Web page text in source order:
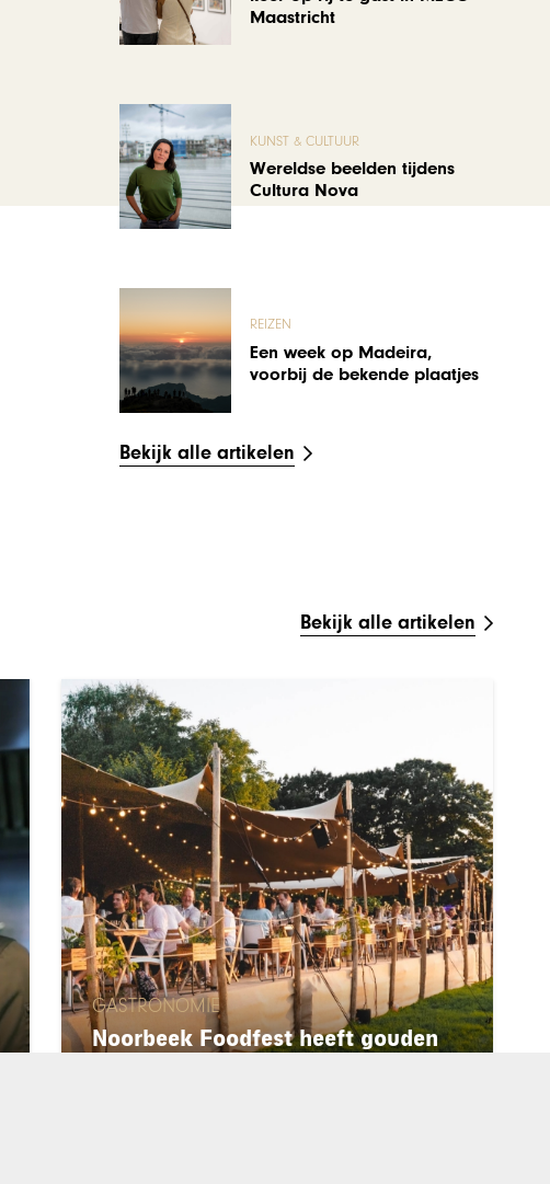
Maastricht
KUNST & CULTUUR
Wereldse beelden tijdens
Cultura Nova
REIZEN
Een week op Madeira,
voorbij de bekende plaatjes
Bekijk alle artikelen
Bekijk alle artikelen
GASTRONOMIE
Noorbeek Foodfest heeft gouden